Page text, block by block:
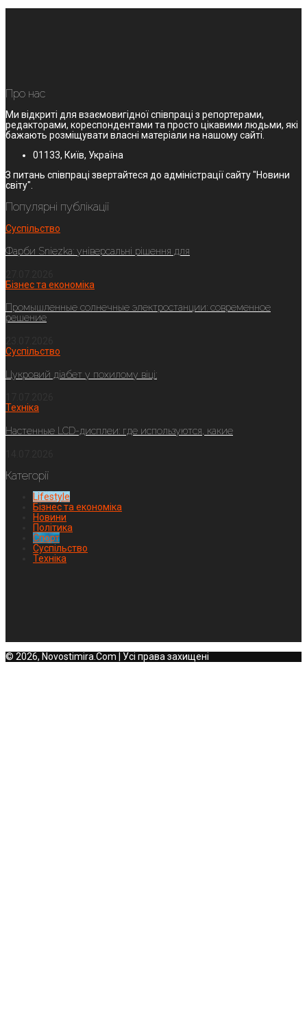
Про нас
Ми відкриті для взаємовигідної співпраці з репортерами,
редакторами, кореспондентами та просто цікавими людьми, які
бажають розміщувати власні матеріали на нашому сайті.
01133, Київ, Україна
З питань співпраці звертайтеся до адміністрації сайту "Новини
світу".
Популярні публікації
Суспільство
Фарби Sniezka: універсальні рішення для
Бізнес та економіка
Промышленные солнечные электростанции: современное
решение
Суспільство
Цукровий діабет у похилому віці:
Техніка
Настенные LCD-дисплеи: где используются, какие
Категорії
Lifestyle
Бізнес та економіка
Новини
Політика
Спорт
Суспільство
Техніка
© 2026, Novostimira.Com | Усі права захищені